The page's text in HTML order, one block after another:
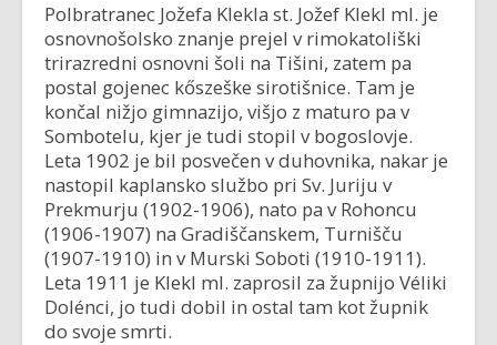
Polbratranec Jožefa Klekla st. Jožef Klekl ml. je
osnovnošolsko znanje prejel v rimokatoliški
trirazredni osnovni šoli na Tišini, zatem pa
postal gojenec kőszeške sirotišnice. Tam je
končal nižjo gimnazijo, višjo z maturo pa v
Sombotelu, kjer je tudi stopil v bogoslovje.
Leta 1902 je bil posvečen v duhovnika, nakar je
nastopil kaplansko službo pri Sv. Juriju v
Prekmurju (1902-1906), nato pa v Rohoncu
(1906-1907) na Gradiščanskem, Turnišču
(1907-1910) in v Murski Soboti (1910-1911).
Leta 1911 je Klekl ml. zaprosil za župnijo Véliki
Dolénci, jo tudi dobil in ostal tam kot župnik
do svoje smrti.